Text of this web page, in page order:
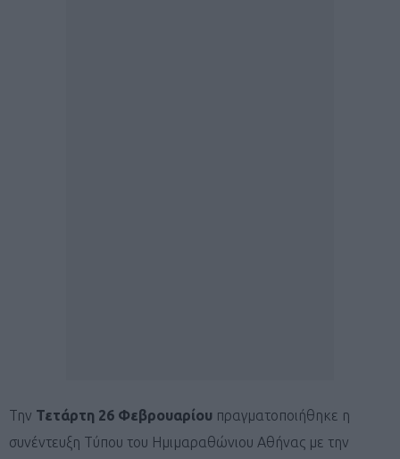
Την Τετάρτη 26 Φεβρουαρίου πραγματοποιήθηκε η
συνέντευξη Τύπου του Ημιμαραθώνιου Αθήνας με την